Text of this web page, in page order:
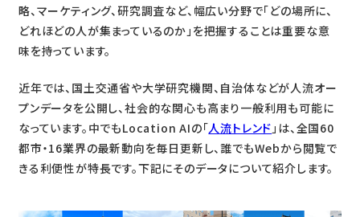
略、マーケティング、研究調査など、幅広い分野で「どの場所に、
どれほどの人が集まっているのか」を把握することは重要な意
味を持っています。
近年では、国土交通省や大学研究機関、自治体などが人流オー
プンデータを公開し、社会的な関心も高まり一般利用も可能に
なっています。中でもLocation AIの「人流トレンド」は、全国60
都市・16業界の最新動向を毎日更新し、誰でもWebから閲覧で
きる利便性が特長です。下記にそのデータについて紹介します。